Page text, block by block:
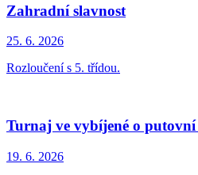
Zahradní slavnost
25. 6. 2026
Rozloučení s 5. třídou.
Turnaj ve vybíjené o
19. 6. 2026